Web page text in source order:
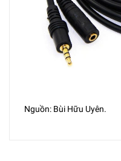
Nguồn: Bùi Hữu Uyên.